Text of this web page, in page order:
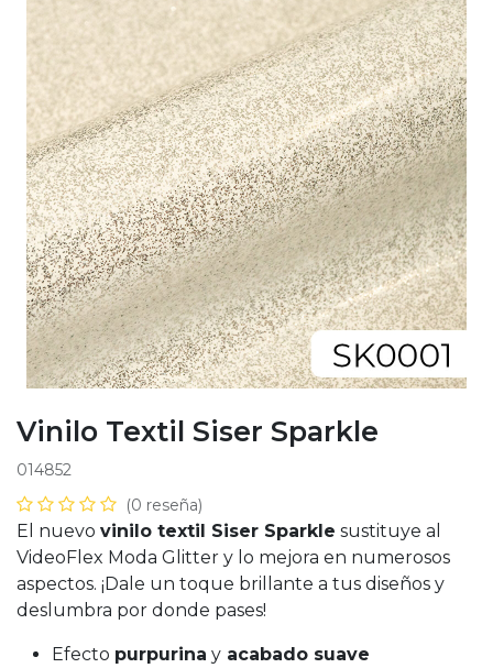
Vinilo Textil Siser Sparkle
014852
(0 reseña)
El nuevo vinilo textil Siser Sparkle sustituye al
VideoFlex Moda Glitter y lo mejora en numerosos
aspectos. ¡Dale un toque brillante a tus diseños y
deslumbra por donde pases!
Efecto purpurina y acabado suave